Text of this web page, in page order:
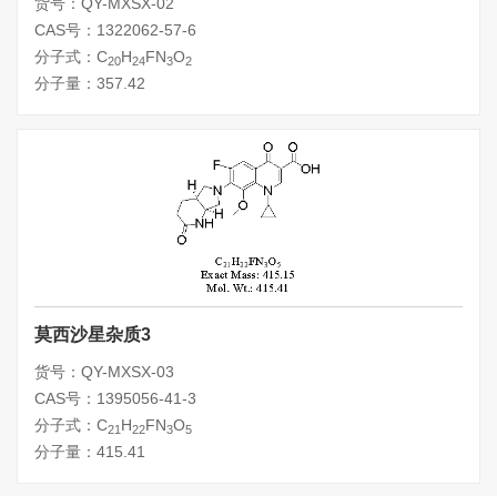
CAS号：1322062-57-6
分子式：C20H24FN3O2
分子量：357.42
莫西沙星杂质3
货号：QY-MXSX-03
CAS号：1395056-41-3
分子式：C21 H22FN3O5
分子量：415.41